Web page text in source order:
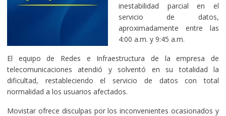
inestabilidad parcial en el
servicio de datos,
aproximadamente entre las
4:00 a.m. y 9:45 a.m.
El equipo de Redes e Infraestructura de la empresa de
telecomunicaciones atendió y solventó en su totalidad la
dificultad, restableciendo el servicio de datos con total
normalidad a los usuarios afectados.
Movistar ofrece disculpas por los inconvenientes ocasionados y